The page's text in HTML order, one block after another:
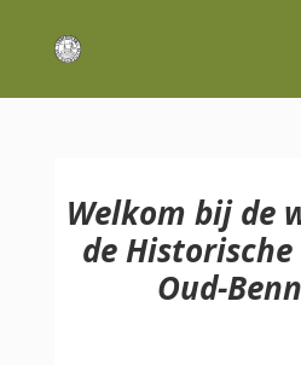
Welkom bij de
de
Oud-